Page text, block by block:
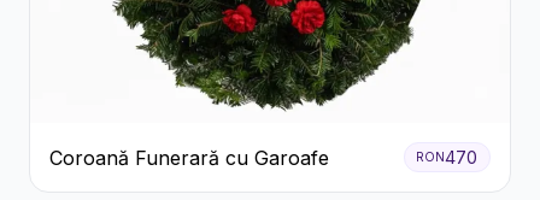
Coroană Funerară cu Garoafe RON 470